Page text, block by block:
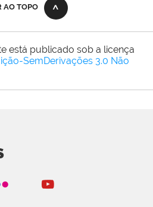
AO TOPO
está publicado sob a licença
SemDerivações 3.0 Não